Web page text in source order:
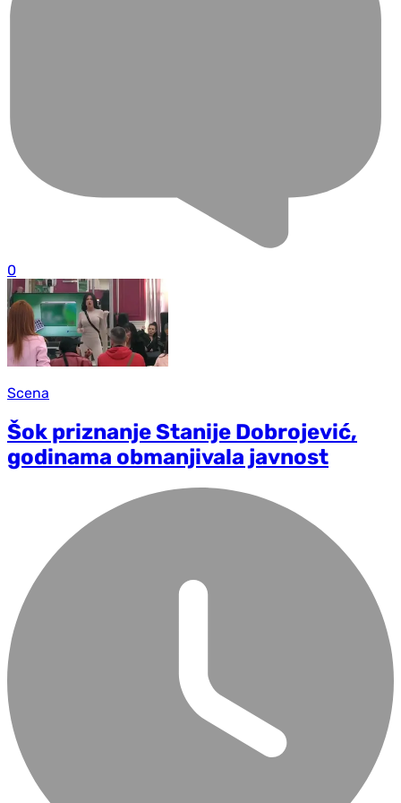
0
Scena
Šok priznanje Stanije Dobrojević,
godinama obmanjivala javnost